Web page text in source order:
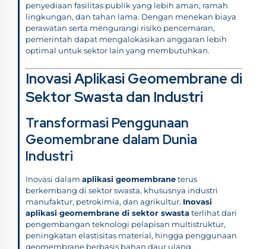
penyediaan fasilitas publik yang lebih aman, ramah
lingkungan, dan tahan lama. Dengan menekan biaya
perawatan serta mengurangi risiko pencemaran,
pemerintah dapat mengalokasikan anggaran lebih
optimal untuk sektor lain yang membutuhkan.
Inovasi Aplikasi Geomembrane di
Sektor Swasta dan Industri
Transformasi Penggunaan
Geomembrane dalam Dunia
Industri
Inovasi dalam aplikasi geomembraneterus
berkembang di sektor swasta, khususnya industri
manufaktur, petrokimia, dan agrikultur. Inovasi
aplikasi geomembrane di sektor swastaterlihat dari
pengembangan teknologi pelapisan multistruktur,
peningkatan elastisitas material, hingga penggunaan
geomembrane berbasis bahan daur ulang.